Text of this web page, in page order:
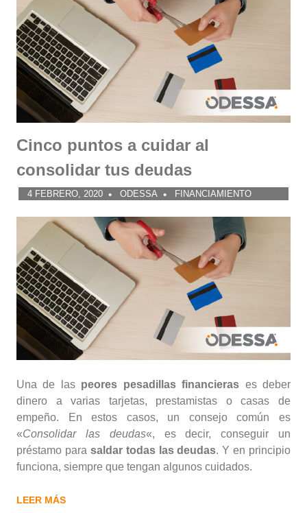
Cinco puntos a cuidar al
consolidar tus deudas
4 FEBRERO, 2020 ODESSA FINANCIAMIENTO
Una de las peores pesadillas financieras es deber
dinero a varias tarjetas, prestamistas o casas de
empeño. En estos casos, un consejo común es
«Consolidar las deudas«, es decir, conseguir un
préstamo para saldar todas las deudas. Y en principio
funciona, siempre que tengan algunos cuidados.
LEER MÁS